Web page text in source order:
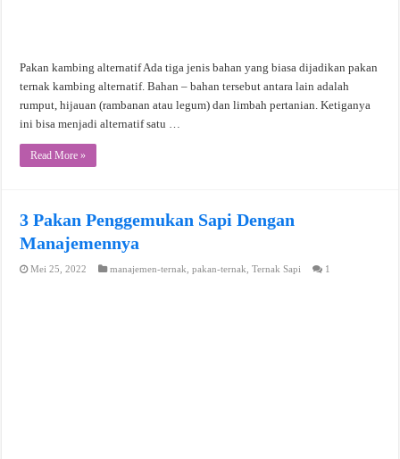
Pakan kambing alternatif Ada tiga jenis bahan yang biasa dijadikan pakan
ternak kambing alternatif. Bahan – bahan tersebut antara lain adalah
rumput, hijauan (rambanan atau legum) dan limbah pertanian. Ketiganya
ini bisa menjadi alternatif satu …
Read More »
3 Pakan Penggemukan Sapi Dengan
Manajemennya
Mei 25, 2022 manajemen-ternak ,pakan-ternak ,Ternak Sapi 1